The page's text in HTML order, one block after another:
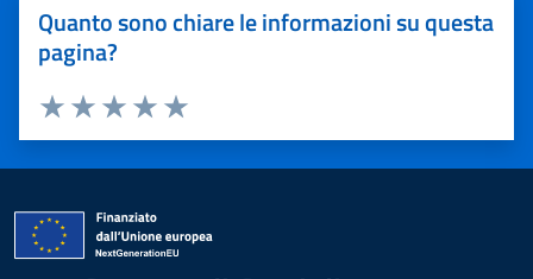
Quanto sono chiare le informazioni su questa
pagina?
Valuta 5 stelle su 5
Valuta 4 stelle su 5
Valuta 3 stelle su 5
Valuta 2 stelle su 5
Valuta 1 stelle su 5